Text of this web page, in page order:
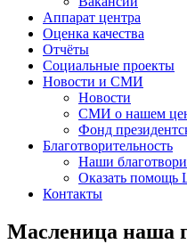
Аппарат центра
Оценка качества
Отчёты
Социальные проекты
Новости и СМИ
Новости
СМИ о нашем
Фонд
Благотворительность
Наши
Оказать помощь
Контакты
Масленица наша